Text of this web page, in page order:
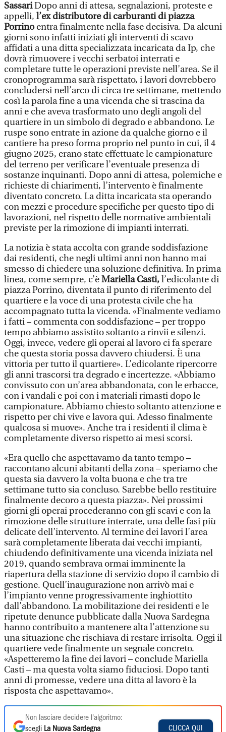
SassariDopo anni di attesa, segnalazioni, proteste e
appelli, l’ex distributore di carburanti di piazza
Porrinoentra finalmente nella fase decisiva. Da alcuni
giorni sono infatti iniziati gli interventi di scavo
affidati a una ditta specializzata incaricata da Ip, che
dovrà rimuovere i vecchi serbatoi interrati e
completare tutte le operazioni previste nell’area. Se il
cronoprogramma sarà rispettato, i lavori dovrebbero
concludersi nell’arco di circa tre settimane, mettendo
così la parola fine a una vicenda che si trascina da
anni e che aveva trasformato uno degli angoli del
quartiere in un simbolo di degrado e abbandono. Le
ruspe sono entrate in azione da qualche giorno e il
cantiere ha preso forma proprio nel punto in cui, il 4
giugno 2025, erano state effettuate le campionature
del terreno per verificare l’eventuale presenza di
sostanze inquinanti. Dopo anni di attesa, polemiche e
richieste di chiarimenti, l’intervento è finalmente
diventato concreto. La ditta incaricata sta operando
con mezzi e procedure specifiche per questo tipo di
lavorazioni, nel rispetto delle normative ambientali
previste per la rimozione di impianti interrati.
La notizia è stata accolta con grande soddisfazione
dai residenti, che negli ultimi anni non hanno mai
smesso di chiedere una soluzione definitiva. In prima
linea, come sempre, c’èMariella Casti,l’edicolante di
piazza Porrino, diventata il punto di riferimento del
quartiere e la voce di una protesta civile che ha
accompagnato tutta la vicenda. «Finalmente vediamo
i fatti – commenta con soddisfazione – per troppo
tempo abbiamo assistito soltanto a rinvii e silenzi.
Oggi, invece, vedere gli operai al lavoro ci fa sperare
che questa storia possa davvero chiudersi. È una
vittoria per tutto il quartiere». L’edicolante ripercorre
gli anni trascorsi tra degrado e incertezze. «Abbiamo
convissuto con un’area abbandonata, con le erbacce,
con i vandali e poi con i materiali rimasti dopo le
campionature. Abbiamo chiesto soltanto attenzione e
rispetto per chi vive e lavora qui. Adesso finalmente
qualcosa si muove». Anche tra i residenti il clima è
completamente diverso rispetto ai mesi scorsi.
«Era quello che aspettavamo da tanto tempo –
raccontano alcuni abitanti della zona – speriamo che
questa sia davvero la volta buona e che tra tre
settimane tutto sia concluso. Sarebbe bello restituire
finalmente decoro a questa piazza». Nei prossimi
giorni gli operai procederanno con gli scavi e con la
rimozione delle strutture interrate, una delle fasi più
delicate dell’intervento. Al termine dei lavori l’area
sarà completamente liberata dai vecchi impianti,
chiudendo definitivamente una vicenda iniziata nel
2019, quando sembrava ormai imminente la
riapertura della stazione di servizio dopo il cambio di
gestione. Quell’inaugurazione non arrivò mai e
l’impianto venne progressivamente inghiottito
dall’abbandono. La mobilitazione dei residenti e le
ripetute denunce pubblicate dalla Nuova Sardegna
hanno contribuito a mantenere alta l’attenzione su
una situazione che rischiava di restare irrisolta. Oggi il
quartiere vede finalmente un segnale concreto.
«Aspetteremo la fine dei lavori – conclude Mariella
Casti – ma questa volta siamo fiduciosi. Dopo tanti
anni di promesse, vedere una ditta al lavoro è la
risposta che aspettavamo».
Non lasciare decidere l'algoritmo:
scegli La Nuova Sardegna CLICCA QUI